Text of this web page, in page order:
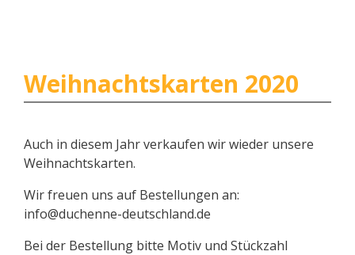
Weihnachtskarten 2020
Auch in diesem Jahr verkaufen wir wieder unsere
Weihnachtskarten.
Wir freuen uns auf Bestellungen an:
info@duchenne-deutschland.de
Bei der Bestellung bitte Motiv und Stückzahl